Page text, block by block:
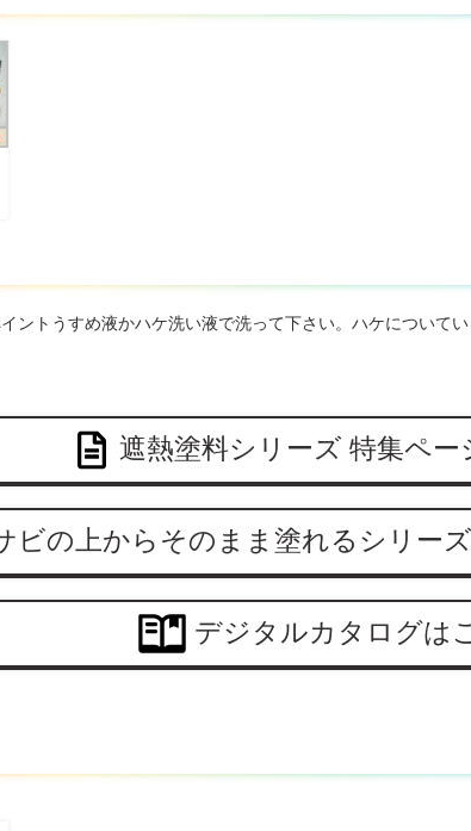
ントうすめ液かハケ洗い液で洗って下さい。ハケについて
遮熱塗料シリーズ 特集ペー
ビの上からそのまま塗れるシリーズ
デジタルカタログは